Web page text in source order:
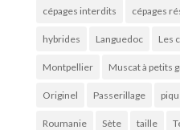
cépages interdits cépages
hybrides Languedoc Les
Montpellier Muscat à petits
Originel Passerillage
Roumanie Sète taille